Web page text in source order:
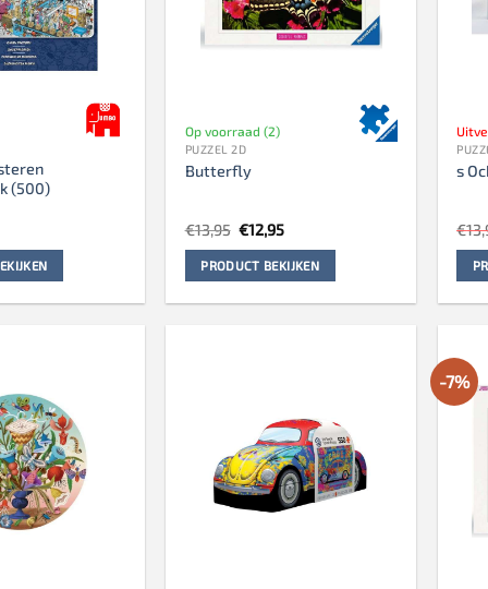
(500)
Op voorraad (2)
PUZZEL 2D
Butterfly
€13,95 Oorspronkelijke
prijs
was:
€13,95.
€12,95Huidige
is:
€12,95.
PRODUCT BEKIJKEN
s
€
-7%